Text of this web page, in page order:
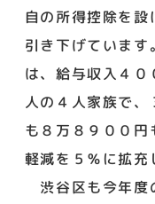
自の所得控除を設
引き下げていま
は、給与収入４０
人の４人家族で、
も８万８９００
軽減を５％に拡充
渋谷区も今年度